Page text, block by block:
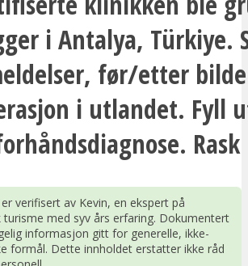
i Antalya, Türkiye.
før/etter
i utlandet. Fyll
Rask
verifisert av Kevin, en ekspert på
turisme med syv års erfaring. Dokumentert
informasjon gitt for generelle, ikke-
formål. Dette innholdet erstatter ikke råd